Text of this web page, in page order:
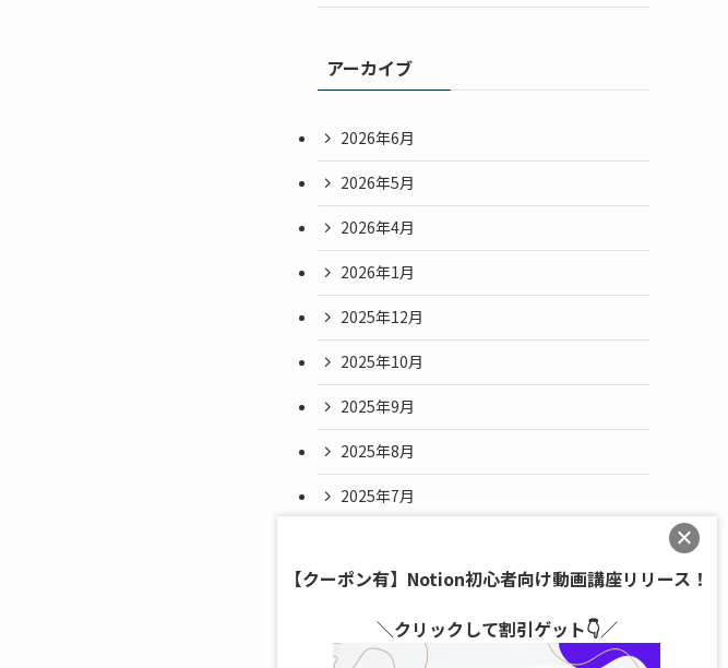
アーカイブ
2026年6月
2026年5月
2026年4月
2026年1月
2025年12月
2025年10月
2025年9月
2025年8月
2025年7月
2025年5月
2025年4月
【クーポン有】Notion初心者向け動画講座リリース！
＼クリックして割引ゲット👇／